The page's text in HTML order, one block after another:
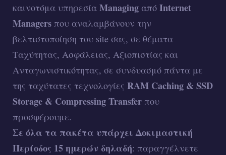
καινοτόμα υπηρεσία Managing από Internet
Managers που αναλαμβάνουν την
βελτιστοποίηση του site σας, σε θέματα
Ταχύτητας, Ασφάλειας, Αξιοπιστίας και
Ανταγωνιστικότητας, σε συνδυασμό πάντα με
της ταχύτατες τεχνολογίες RAM Caching & SSD
Storage & Compressing Transfer που
προσφέρουμε.
Σε όλα τα πακέτα υπάρχει Δοκιμαστική
Περίοδος 15 ημερών δηλαδή: παραγγέλνετε